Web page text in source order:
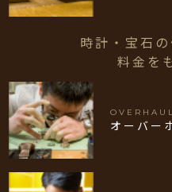
時計・宝石
料金を
OVERHAUL
オーバー